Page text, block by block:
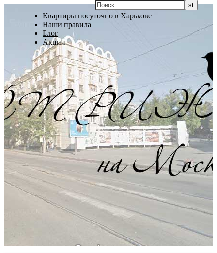
Квартиры посуточно в Харькове
Наши правила
Блог
Акции